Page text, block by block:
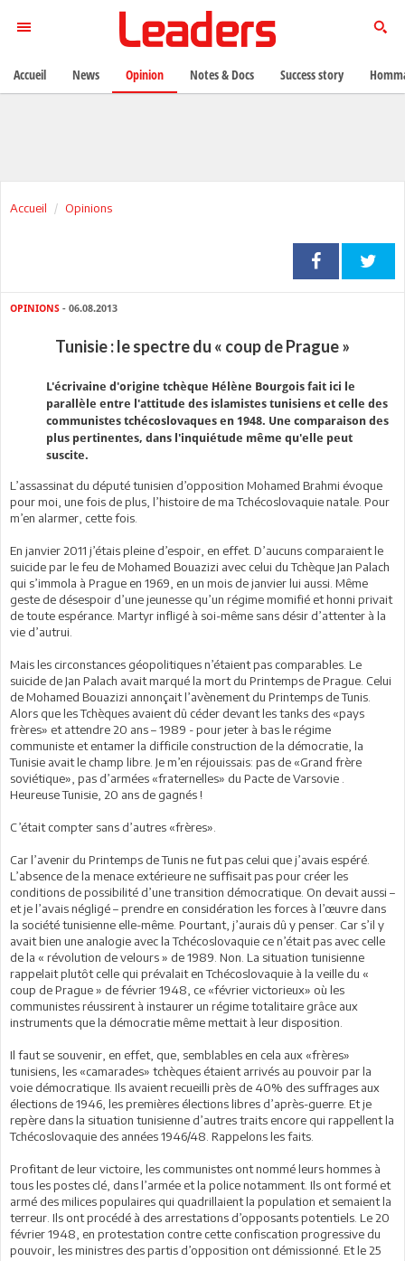
Accueil Opinions
OPINIONS - 06.08.2013
Tunisie : le spectre du « coup de Prague »
L'écrivaine d'origine tchèque Hélène Bourgois fait ici le
parallèle entre l'attitude des islamistes tunisiens et celle des
communistes tchécoslovaques en 1948. Une comparaison des
plus pertinentes, dans l'inquiétude même qu'elle peut
suscite.
L’assassinat du député tunisien d’opposition Mohamed Brahmi évoque
pour moi, une fois de plus, l’histoire de ma Tchécoslovaquie natale. Pour
m’en alarmer, cette fois.
En janvier 2011 j’étais pleine d’espoir, en effet. D’aucuns comparaient le
suicide par le feu de Mohamed Bouazizi avec celui du Tchèque Jan Palach
qui s’immola à Prague en 1969, en un mois de janvier lui aussi. Même
geste de désespoir d’une jeunesse qu’un régime momifié et honni privait
de toute espérance. Martyr infligé à soi-même sans désir d’attenter à la
vie d’autrui.
Mais les circonstances géopolitiques n’étaient pas comparables. Le
suicide de Jan Palach avait marqué la mort du Printemps de Prague. Celui
de Mohamed Bouazizi annonçait l’avènement du Printemps de Tunis.
Alors que les Tchèques avaient dû céder devant les tanks des «pays
frères» et attendre 20 ans – 1989 - pour jeter à bas le régime
communiste et entamer la difficile construction de la démocratie, la
Tunisie avait le champ libre. Je m’en réjouissais: pas de «Grand frère
soviétique», pas d’armées «fraternelles» du Pacte de Varsovie .
Heureuse Tunisie, 20 ans de gagnés !
C’était compter sans d’autres «frères».
Car l’avenir du Printemps de Tunis ne fut pas celui que j’avais espéré.
L’absence de la menace extérieure ne suffisait pas pour créer les
conditions de possibilité d’une transition démocratique. On devait aussi –
et je l’avais négligé – prendre en considération les forces à l’œuvre dans
la société tunisienne elle-même. Pourtant, j’aurais dû y penser. Car s’il y
avait bien une analogie avec la Tchécoslovaquie ce n’était pas avec celle
de la « révolution de velours » de 1989. Non. La situation tunisienne
rappelait plutôt celle qui prévalait en Tchécoslovaquie à la veille du «
coup de Prague » de février 1948, ce «février victorieux» où les
communistes réussirent à instaurer un régime totalitaire grâce aux
instruments que la démocratie même mettait à leur disposition.
Il faut se souvenir, en effet, que, semblables en cela aux «frères»
tunisiens, les «camarades» tchèques étaient arrivés au pouvoir par la
voie démocratique. Ils avaient recueilli près de 40% des suffrages aux
élections de 1946, les premières élections libres d’après-guerre. Et je
repère dans la situation tunisienne d’autres traits encore qui rappellent la
Tchécoslovaquie des années 1946/48. Rappelons les faits.
Profitant de leur victoire, les communistes ont nommé leurs hommes à
tous les postes clé, dans l’armée et la police notamment. Ils ont formé et
armé des milices populaires qui quadrillaient la population et semaient la
terreur. Ils ont procédé à des arrestations d’opposants potentiels. Le 20
février 1948, en protestation contre cette confiscation progressive du
pouvoir, les ministres des partis d’opposition ont démissionné. Et le 25
Accueil News Opinion Notes & Docs Success story